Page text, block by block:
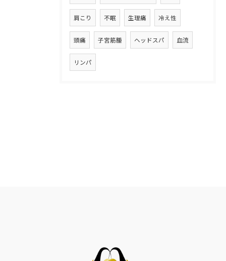
肩こり 不眠 生理痛 冷え性
頭痛 子宮筋腫 ヘッドスパ 血流
リンパ